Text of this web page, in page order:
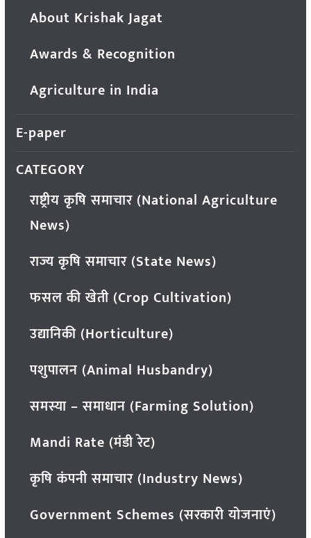
About Krishak Jagat
Awards & Recognition
Agriculture in India
E-paper
CATEGORY
राष्ट्रीय कृषि समाचार (National Agriculture
News)
राज्य कृषि समाचार (State News)
फसल की खेती (Crop Cultivation)
उद्यानिकी (Horticulture)
पशुपालन (Animal Husbandry)
समस्या – समाधान (Farming Solution)
Mandi Rate (मंडी रेट)
कृषि कंपनी समाचार (Industry News)
Government Schemes (सरकारी योजनाएं)